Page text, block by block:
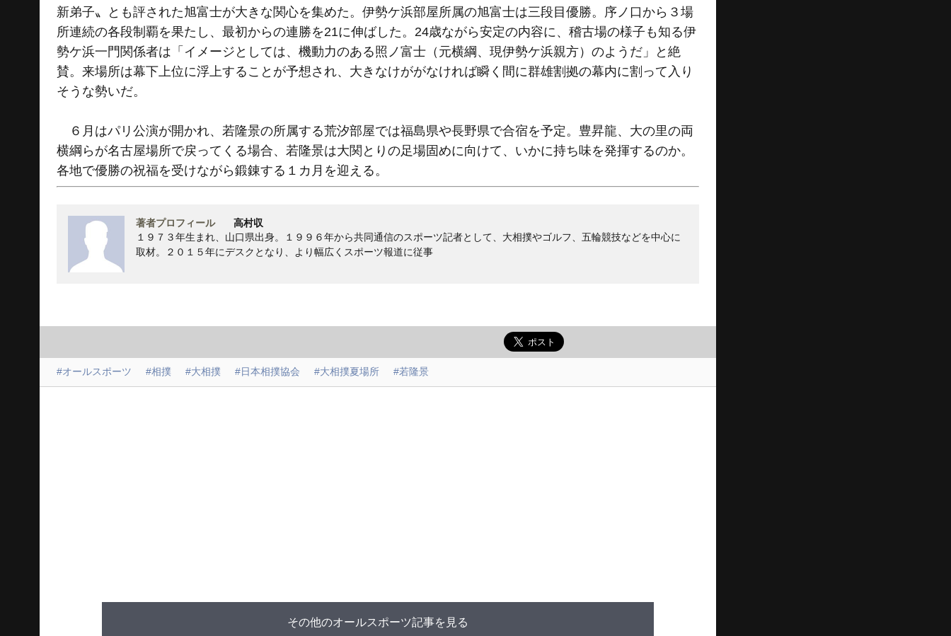
新弟子〟とも評された旭富士が大きな関心を集めた。伊勢ケ浜部屋所属の旭富士は三段目優勝。序ノ口から３場
所連続の各段制覇を果たし、最初からの連勝を21に伸ばした。24歳ながら安定の内容に、稽古場の様子も知る伊
勢ケ浜一門関係者は「イメージとしては、機動力のある照ノ富士（元横綱、現伊勢ケ浜親方）のようだ」と絶
賛。来場所は幕下上位に浮上することが予想され、大きなけががなければ瞬く間に群雄割拠の幕内に割って入り
そうな勢いだ。
６月はパリ公演が開かれ、若隆景の所属する荒汐部屋では福島県や長野県で合宿を予定。豊昇龍、大の里の両
横綱らが名古屋場所で戻ってくる場合、若隆景は大関とりの足場固めに向けて、いかに持ち味を発揮するのか。
各地で優勝の祝福を受けながら鍛錬する１カ月を迎える。
著者プロフィール
高村収
１９７３年生まれ、山口県出身。１９９６年から共同通信のスポーツ記者として、大相撲やゴルフ、五輪競技などを中心に
取材。２０１５年にデスクとなり、より幅広くスポーツ報道に従事
#オールスポーツ #相撲 #大相撲 #日本相撲協会 #大相撲夏場所 #若隆景
その他のオールスポーツ記事を見る